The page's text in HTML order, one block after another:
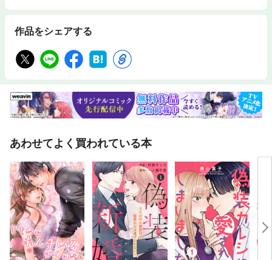
作品をシェアする
あわせてよく買われている本